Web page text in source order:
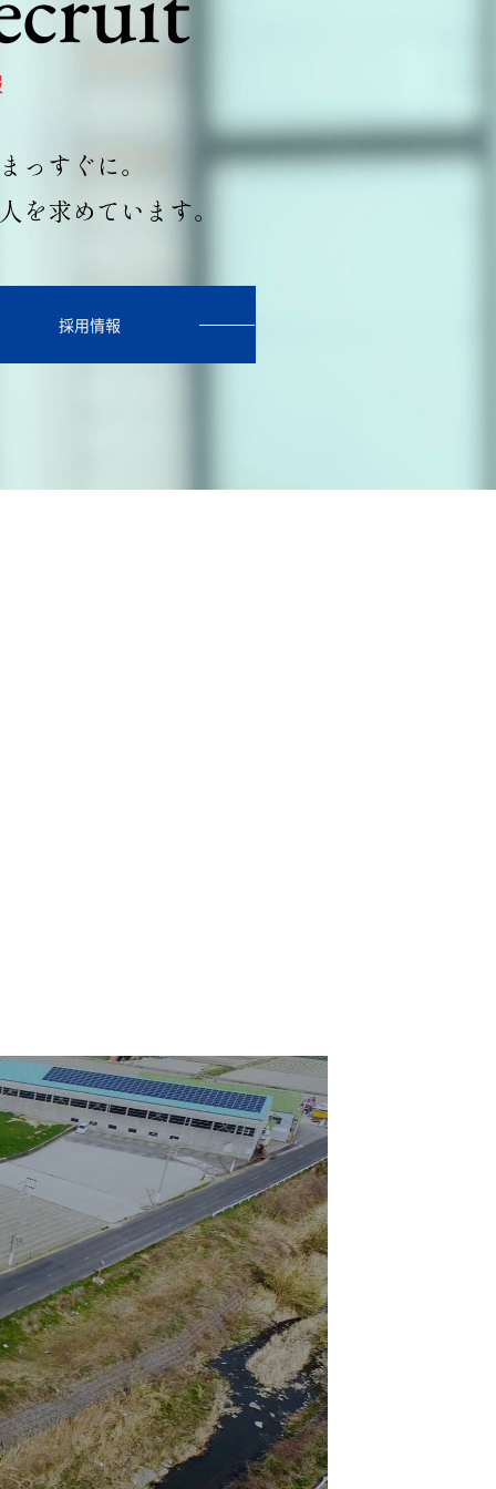
っすぐに。
を求めています。
採用情報